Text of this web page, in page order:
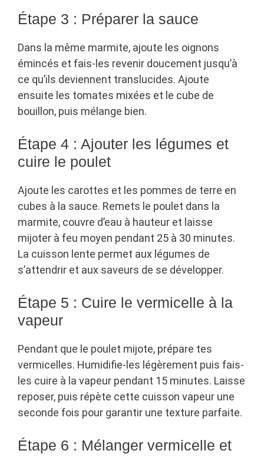
Étape 3 : Préparer la sauce
Dans la même marmite, ajoute les oignons
émincés et fais-les revenir doucement jusqu’à
ce qu’ils deviennent translucides. Ajoute
ensuite les tomates mixées et le cube de
bouillon, puis mélange bien.
Étape 4 : Ajouter les légumes et
cuire le poulet
Ajoute les carottes et les pommes de terre en
cubes à la sauce. Remets le poulet dans la
marmite, couvre d’eau à hauteur et laisse
mijoter à feu moyen pendant 25 à 30 minutes.
La cuisson lente permet aux légumes de
s’attendrir et aux saveurs de se développer.
Étape 5 : Cuire le vermicelle à la
vapeur
Pendant que le poulet mijote, prépare tes
vermicelles. Humidifie-les légèrement puis fais-
les cuire à la vapeur pendant 15 minutes. Laisse
reposer, puis répète cette cuisson vapeur une
seconde fois pour garantir une texture parfaite.
Étape 6 : Mélanger vermicelle et